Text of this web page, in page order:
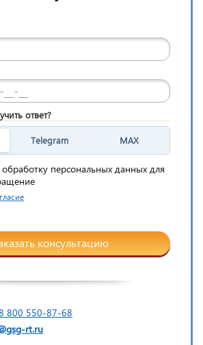
ответ?
Telegram MAX
обработку персональных данных для
консультацию
800 550-87-68
rt.ru